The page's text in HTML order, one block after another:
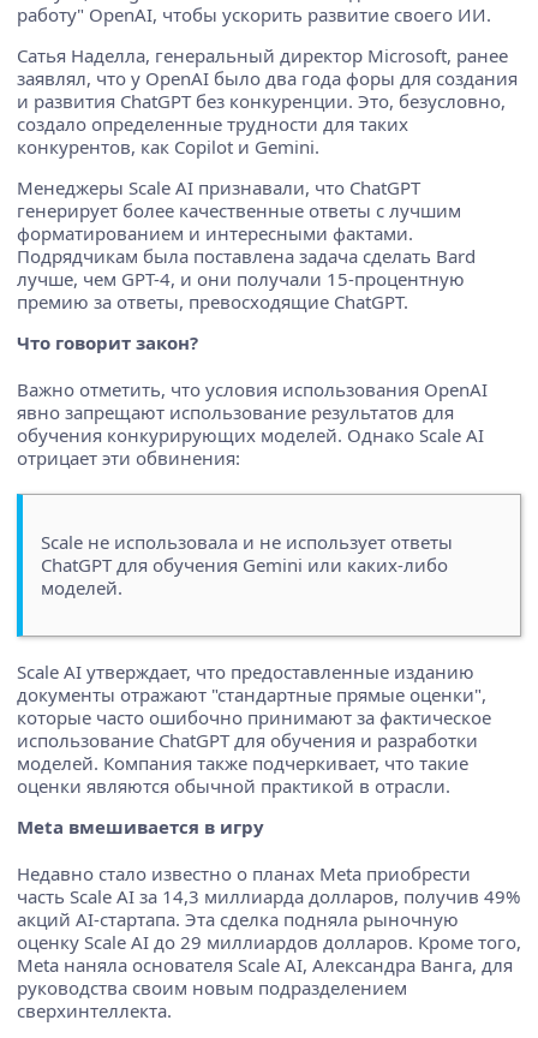
работу" OpenAI, чтобы ускорить развитие своего ИИ.
Сатья Наделла, генеральный директор Microsoft, ранее
заявлял, что у OpenAI было два года форы для создания
и развития ChatGPT без конкуренции. Это, безусловно,
создало определенные трудности для таких
конкурентов, как Copilot и Gemini.
Менеджеры Scale AI признавали, что ChatGPT
генерирует более качественные ответы с лучшим
форматированием и интересными фактами.
Подрядчикам была поставлена задача сделать Bard
лучше, чем GPT-4, и они получали 15-процентную
премию за ответы, превосходящие ChatGPT.
Что говорит закон?
Важно отметить, что условия использования OpenAI
явно запрещают использование результатов для
обучения конкурирующих моделей. Однако Scale AI
отрицает эти обвинения:
Scale не использовала и не использует ответы
ChatGPT для обучения Gemini или каких-либо
моделей.
Scale AI утверждает, что предоставленные изданию
документы отражают "стандартные прямые оценки",
которые часто ошибочно принимают за фактическое
использование ChatGPT для обучения и разработки
моделей. Компания также подчеркивает, что такие
оценки являются обычной практикой в отрасли.
Meta вмешивается в игру
Недавно стало известно о планах Meta приобрести
часть Scale AI за 14,3 миллиарда долларов, получив 49%
акций AI-стартапа. Эта сделка подняла рыночную
оценку Scale AI до 29 миллиардов долларов. Кроме того,
Meta наняла основателя Scale AI, Александра Ванга, для
руководства своим новым подразделением
сверхинтеллекта.